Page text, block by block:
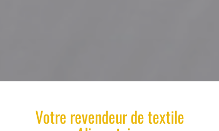
Votrerevendeurdetextile